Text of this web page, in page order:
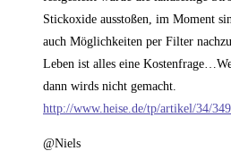
Stickoxide ausstoßen, im Moment
auch Möglichkeiten per Filter
Leben ist alles eine
dann wirds nicht gemacht.
http://www.heise.de/tp/artikel/34/
@Niels